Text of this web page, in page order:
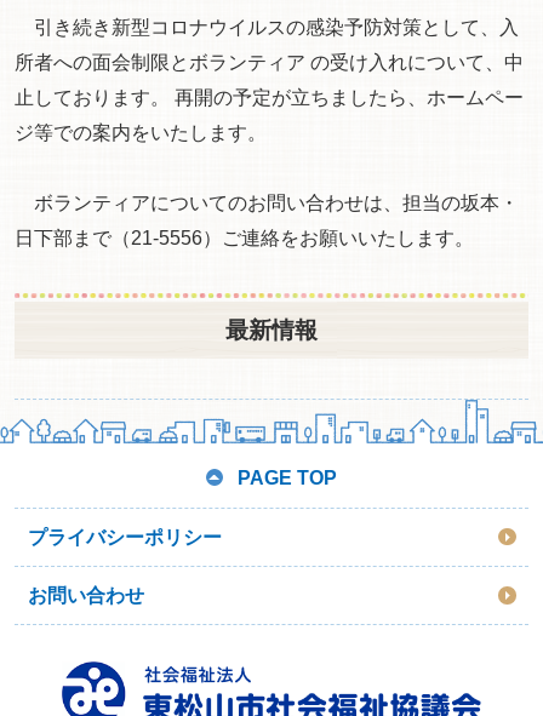
引き続き新型コロナウイルスの感染予防対策として、入
所者への面会制限とボランティア の受け入れについて、中
止しております。 再開の予定が立ちましたら、ホームペー
ジ等での案内をいたします。
ボランティアについてのお問い合わせは、担当の坂本・
日下部まで（21-5556）ご連絡をお願いいたします。
最新情報
PAGE TOP
プライバシーポリシー
お問い合わせ